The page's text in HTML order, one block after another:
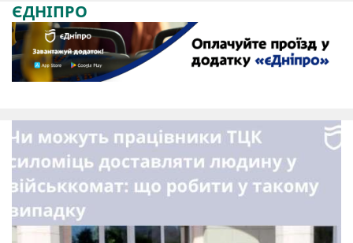
ЄДНІПРО